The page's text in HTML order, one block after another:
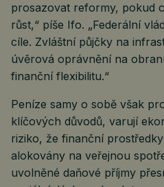
prosazovat reformy, pokud
růst,“ píše Ifo. „Federální
cíle. Zvláštní půjčky na
úvěrová oprávnění na
finanční flexibilitu.“
Peníze samy o sobě však
klíčových důvodů, varují
riziko, že finanční
alokovány na veřejnou
uvolněné daňové příjmy